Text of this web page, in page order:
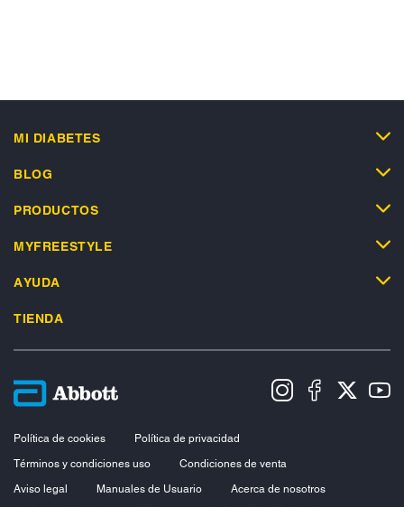
MI DIABETES
BLOG
PRODUCTOS
MYFREESTYLE
AYUDA
TIENDA
Política de cookies
Política de privacidad
Términos y condiciones uso
Condiciones de venta
Aviso legal
Manuales de Usuario
Acerca de nosotros